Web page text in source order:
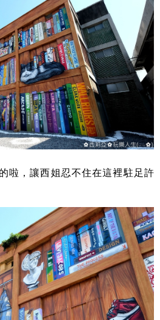
啦，讓西姐忍不住在這裡駐足許